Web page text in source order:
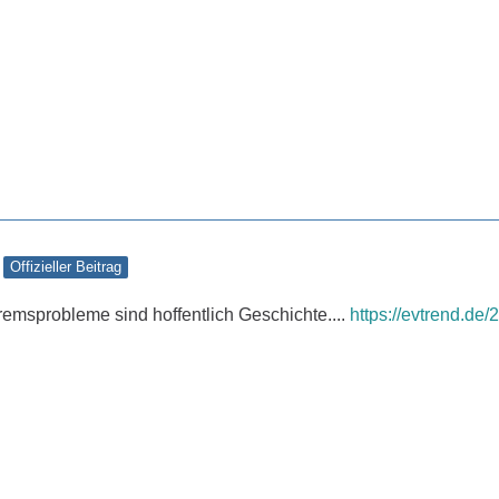
Offizieller Beitrag
sind hoffentlich Geschichte.... https://